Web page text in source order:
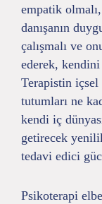
empatik
danışanın
çalışmalı ve
ederek,
Terapistin içsel
tutumları ne
kendi iç
getirecek
tedavi edici
Psikoterapi